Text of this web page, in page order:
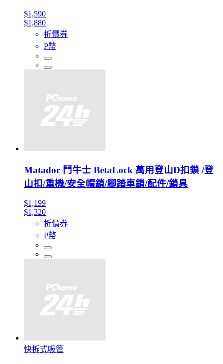
$1,590
$1,880
折價券
P幣
Matador 鬥牛士 BetaLock 萬用登山D扣鎖 /登
山扣/重機/安全帽鎖/腳踏車鎖/配件/鎖具
$1,199
$1,320
折價券
P幣
快拆式吸管